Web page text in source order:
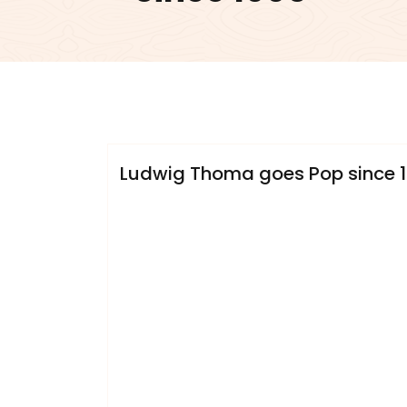
Sublinemusic & Media UG
Ludwig Thoma goes Pop since